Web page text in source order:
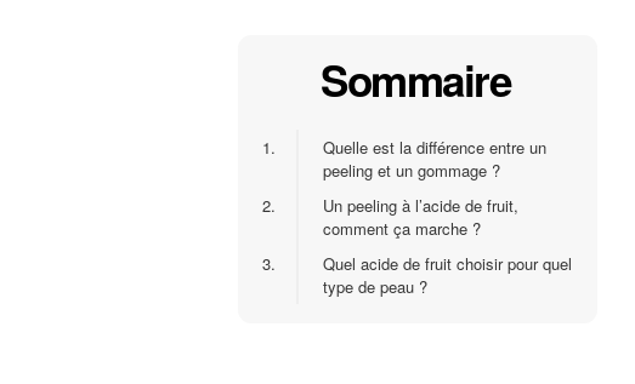
Sommaire
1.
Quelle est la différence entre un
peeling et un gommage ?
2.
Un peeling à l’acide de fruit,
comment ça marche ?
3.
Quel acide de fruit choisir pour quel
type de peau ?